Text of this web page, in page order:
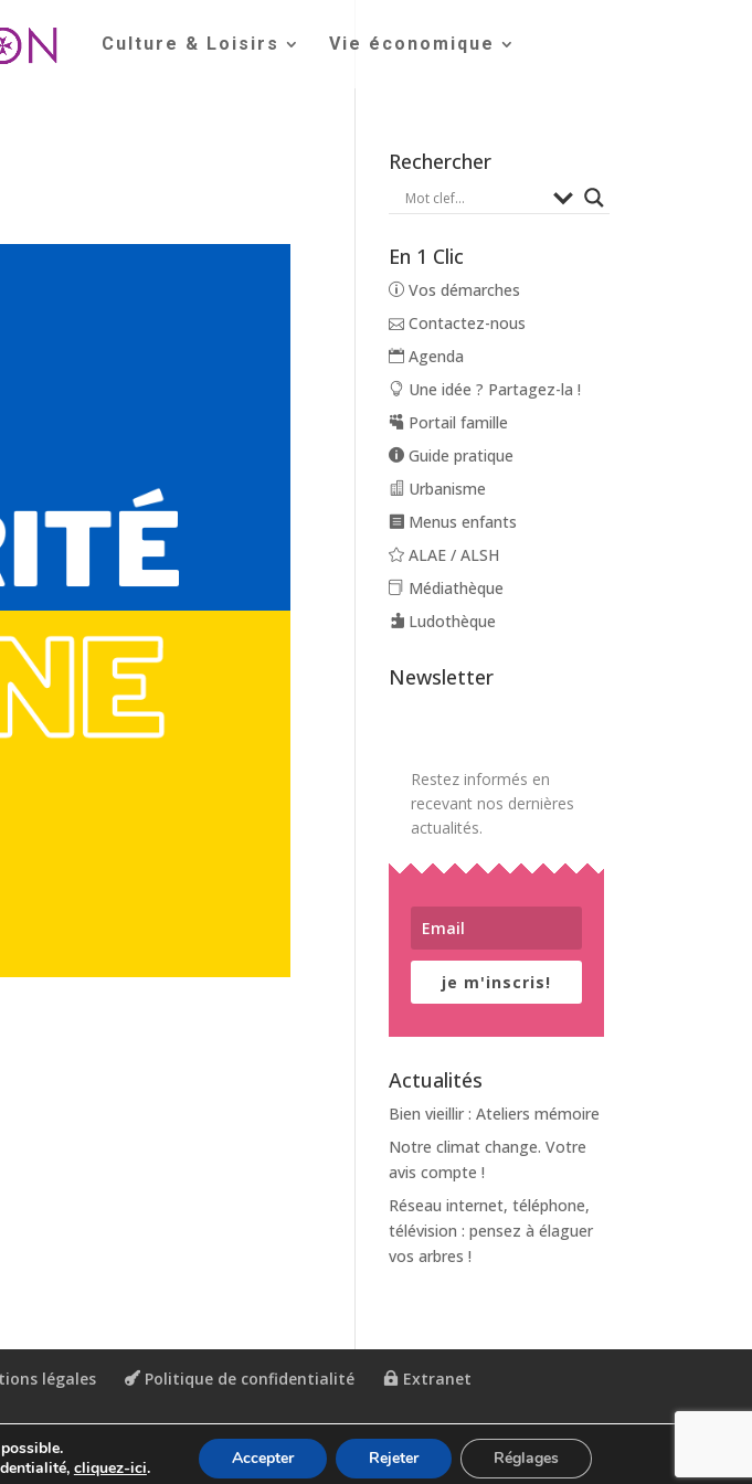
Culture & Loisirs Vie économique
Rechercher
En 1 Clic
Vos démarches
Contactez-nous
Agenda
Une idée ? Partagez-la !
Portail famille
Guide pratique
Urbanisme
Menus enfants
ALAE / ALSH
Médiathèque
Ludothèque
Newsletter
Restez informés en
recevant nos dernières
actualités.
je m'inscris!
Actualités
Bien vieillir : Ateliers mémoire
Notre climat change. Votre
avis compte !
Réseau internet, téléphone,
télévision : pensez à élaguer
vos arbres !
légales Politique de confidentialité
Extranet
cliquez-ici. Accepter Rejeter Réglages